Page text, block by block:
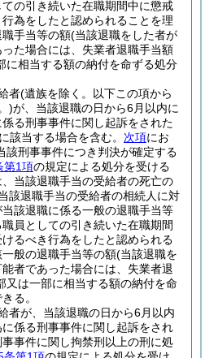
の引き続いた在職期間中に懲戒
為をしたと認められることを理
手当等の額(当該退職をした者が
た場合には、失業者退職手当額
に相当する額の納付を命ずる処分
者(遺族を除く。以下この項から
)が、当該退職の日から6月以内に
る刑事事件に関し起訴をされた
に該当する場合を含む。 次項にお
該刑事事件につき判決が確定する
第1項の規定による処分を受ける
当該退職手当の受給者の死亡の
該退職手当の受給者の相続人に対
該退職に係る一般の退職手当等
員としての引き続いた在職期間
るべき行為をしたと認められる
般の退職手当等の額(当該退職を
者であった場合には、失業者退
又は一部に相当する額の納付を命
る。
者が、当該退職の日から6月以内
係る刑事事件に関し起訴をされ
事件に関し拘禁刑以上の刑に処